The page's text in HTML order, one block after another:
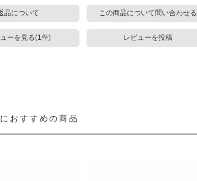
品について この商品について問い合わせる
ーを見る(1件) レビューを投稿
おすすめの商品